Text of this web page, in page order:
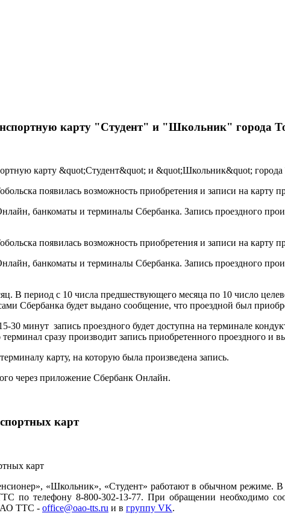
карту "Студент" и "Школьник" города
появилась возможность приобретения и записи на карту
банкоматы и терминалы Сбербанка. Запись проездного
появилась возможность приобретения и записи на карту
банкоматы и терминалы Сбербанка. Запись проездного
В период с 10 числа предшествующего месяца по 10 число
Сбербанка будет выдано сообщение, что проездной был
30 минут запись проездного будет доступна на терминале
терминал сразу производит запись приобретенного
карту, на которую была произведена запись.
через приложение Сбербанк Онлайн.
карт
«Школьник», «Студент» работают в обычном режиме.
по телефону 8-800-302-13-77. При обращении необходимо
АО ТТС - office@oao-tts.ru и в группу VK.